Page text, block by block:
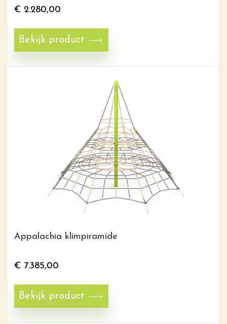
€ 2.280,00
Bekijk product
Appalachia klimpiramide
€ 7.385,00
Bekijk product